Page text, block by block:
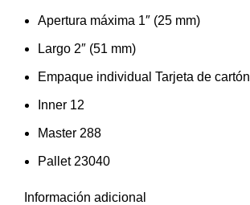
Apertura máxima 1″ (25 mm)
Largo 2″ (51 mm)
Empaque individual Tarjeta de cartón
Inner 12
Master 288
Pallet 23040
Información adicional